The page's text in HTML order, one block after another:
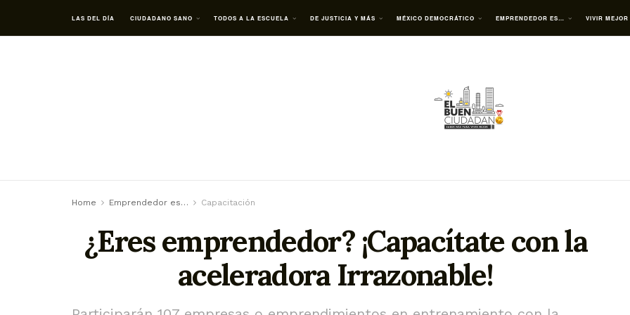
LAS DEL DÍA CIUDADANO SANO TODOS A LA ESCUELA DE JUSTICIA Y MÁS MÉXICO DEMOCRÁTICO EMPRENDEDOR ES… VIVIR MEJOR
Home Emprendedor es… Capacitación
¿Eres emprendedor? ¡Capacítate con la
aceleradora Irrazonable!